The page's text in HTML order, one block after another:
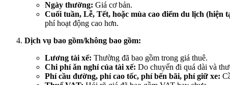
Ngày thường: Giá cơ bản.
Cuối tuần, Lễ, Tết, hoặc mùa cao điểm du lịch (hiện
phí hoạt động cao hơn.
Dịch vụ bao gồm/không bao gồm:
Lương tài xế: Thường đã bao gồm trong giá thuê.
Chi phí ăn nghỉ của tài xế: Do chuyến đi quá dài và
Phí cầu đường, phí cao tốc, phí bến bãi, phí giữ xe: